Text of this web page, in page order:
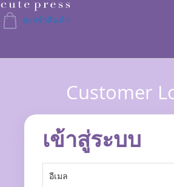
Skip
to
Content
ตะกร้าสินค้า
Customer
เข้าสู่ระบบ